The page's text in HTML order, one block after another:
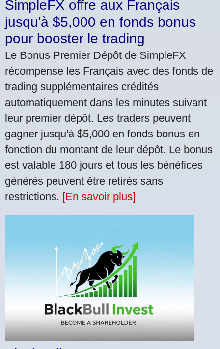
SimpleFX offre aux Français
jusqu'à $5,000 en fonds bonus
pour booster le trading
Le Bonus Premier Dépôt de SimpleFX
récompense les Français avec des fonds de
trading supplémentaires crédités
automatiquement dans les minutes suivant
leur premier dépôt. Les traders peuvent
gagner jusqu'à $5,000 en fonds bonus en
fonction du montant de leur dépôt. Le bonus
est valable 180 jours et tous les bénéfices
générés peuvent être retirés sans
restrictions. [En savoir plus]